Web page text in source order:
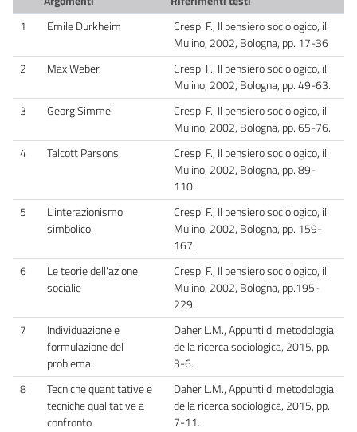
1
Emile Durkheim
Crespi F., Il pensiero sociologico, il
Mulino, 2002, Bologna, pp. 17-36
2
Max Weber
Crespi F., Il pensiero sociologico, il
Mulino, 2002, Bologna, pp. 49-63.
3
Georg Simmel
Crespi F., Il pensiero sociologico, il
Mulino, 2002, Bologna, pp. 65-76.
4
Talcott Parsons
Crespi F., Il pensiero sociologico, il
Mulino, 2002, Bologna, pp. 89-
110.
5
L'interazionismo
simbolico
Crespi F., Il pensiero sociologico, il
Mulino, 2002, Bologna, pp. 159-
167.
6
Le teorie dell'azione
socialie
Crespi F., Il pensiero sociologico, il
Mulino, 2002, Bologna, pp.195-
229.
7
Individuazione e
formulazione del
problema
Daher L.M., Appunti di metodologia
della ricerca sociologica, 2015, pp.
3-6.
8
Tecniche quantitative e
tecniche qualitative a
confronto
Daher L.M., Appunti di metodologia
della ricerca sociologica, 2015, pp.
7-11.